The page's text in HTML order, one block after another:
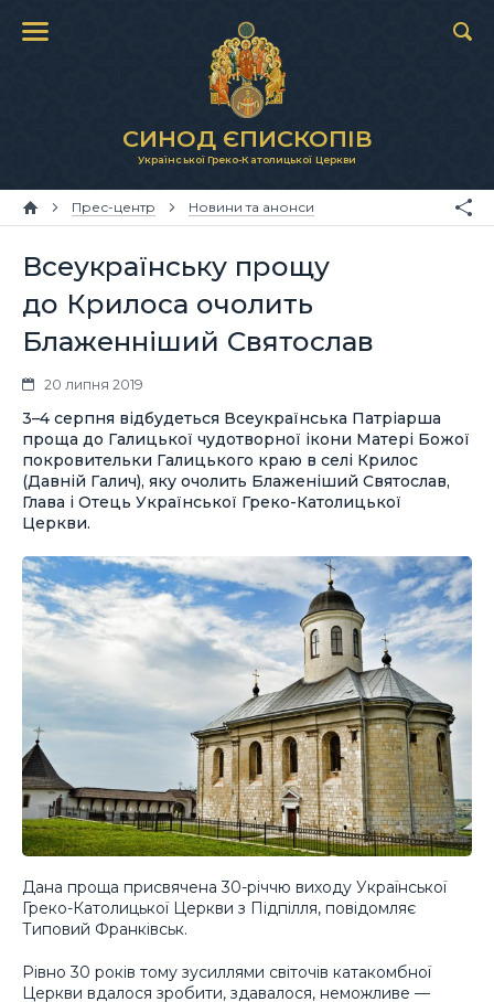
СИНОД ЄПИСКОПІВ
Української Греко-Католицької Церкви
Прес-центр Новини та анонси
Всеукраїнську прощу
до Крилоса очолить
Блаженніший Святослав
20 липня 2019
3–4 серпня відбудеться Всеукраїнська Патріарша
проща до Галицької чудотворної ікони Матері Божої
покровительки Галицького краю в селі Крилос
(Давній Галич), яку очолить Блаженіший Святослав,
Глава і Отець Української Греко-Католицької
Церкви.
Дана проща присвячена 30-річчю виходу Української
Греко-Католицької Церкви з Підпілля, повідомляє
Типовий Франківськ.
Рівно 30 років тому зусиллями світочів катакомбної
Церкви вдалося зробити, здавалося, неможливе —